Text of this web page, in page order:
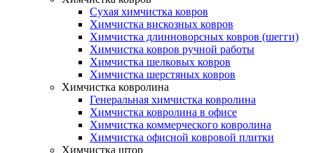
Сухая химчистка ковров
Химчистка вискозных ковров
Химчистка длинноворсных ковров (шегги)
Химчистка ковров ручной работы
Химчистка шелковых ковров
Химчистка шерстяных ковров
Химчистка ковролина
Генеральная химчистка ковролина
Химчистка ковролина в офисе
Химчистка коммерческого ковролина
Химчистка офисной ковровой плитки
Химчистка штор